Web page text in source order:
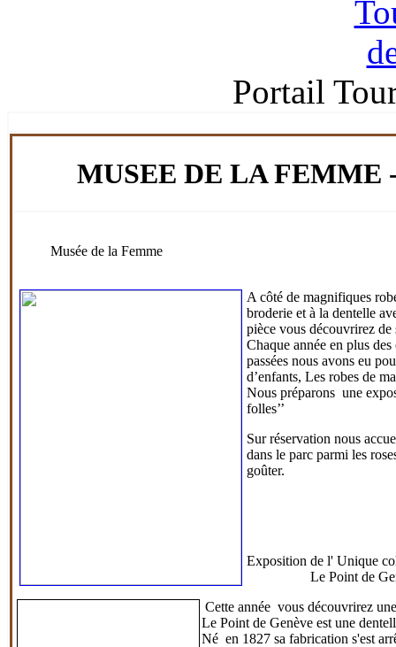
Portail
MUSEE DE LA FEMME
Musée de la Femme
A côté de magnifiques
broderie et à la dentelle
pièce vous découvrirez de
Chaque année en plus
passées nous avons eu
d’enfants, Les robes de
Nous préparons une
folles’’
Sur réservation nous
dans le parc parmi les
goûter.
Exposition de l' Unique
Le Point de
Cette année vous découvrirez
Le Point de Genève est une
Né en 1827 sa fabrication s'est